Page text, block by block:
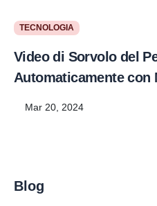
TECNOLOGIA
Video di Sorvolo del
Automaticamente con
Mar 20, 2024
Blog